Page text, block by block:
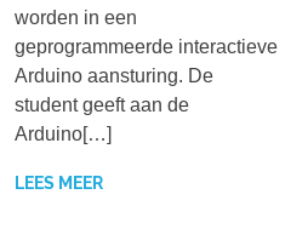
worden in een
geprogrammeerde interactieve
Arduino aansturing. De
student geeft aan de
Arduino[…]
LEES MEER